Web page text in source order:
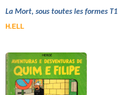
La Mort, sous toutes les formes T1
H.ELL